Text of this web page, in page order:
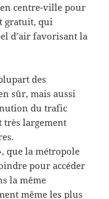
centre-ville pour
gratuit, qui
d’air favorisant la
des
sûr, mais aussi
du trafic
très largement
que la métropole
pour accéder
la même
même les plus